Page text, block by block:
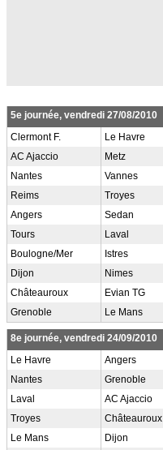
5e journée, vendredi 27/08/2010
Clermont F.
Le Havre
AC Ajaccio Metz
Nantes Vannes
Reims Troyes
Angers Sedan
Tours Laval
Boulogne/Mer Istres
Dijon Nimes
Châteauroux Evian TG
Grenoble Le Mans
8e journée, vendredi 24/09/2010
Le Havre
Angers
Nantes Grenoble
Laval AC Ajaccio
Troyes Châteauroux
Le Mans Dijon